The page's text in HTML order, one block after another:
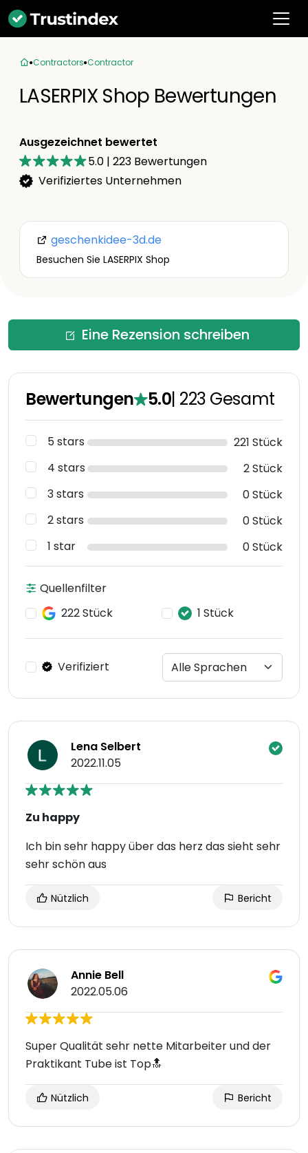
Contractors Contractor
LASERPIX Shop Bewertungen
Ausgezeichnet bewertet
5.0 | 223 Bewertungen
Verifiziertes Unternehmen
geschenkidee-3d.de
Besuchen Sie LASERPIX Shop
Eine Rezension schreiben
Bewertungen 5.0| 223 Gesamt
5 stars
221 Stück
4 stars
2 Stück
3 stars
0 Stück
2 stars
0 Stück
1 star
0 Stück
Quellenfilter
222 Stück
1 Stück
Verifiziert
Lena Selbert
2022.11.05
Zu happy
Ich bin sehr happy über das herz das sieht sehr
sehr schön aus
Nützlich Bericht
Annie Bell
2022.05.06
Super Qualität sehr nette Mitarbeiter und der
Praktikant Tube ist Top🔝
Nützlich Bericht